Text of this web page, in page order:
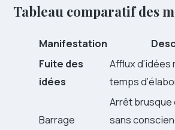
Tableau comparatif des
Manifestation
Fuite des
idées
Afflux
temps
Barrage
Arrêt brusque
sans